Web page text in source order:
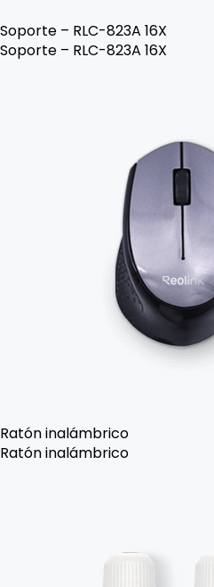
Soporte – RLC-823A 16X
Soporte – RLC-823A 16X
Ratón inalámbrico
Ratón inalámbrico